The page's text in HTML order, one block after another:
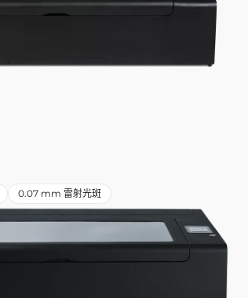
0.07 mm 雷射光斑